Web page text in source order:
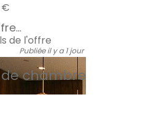
€
de l'offre
Publiée il y a 1 jour
chambre